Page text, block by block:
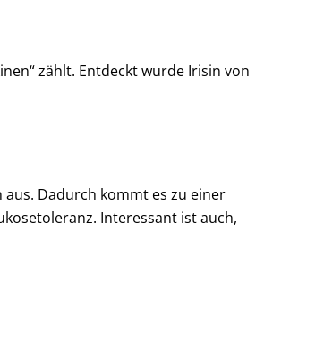
zählt. Entdeckt wurde Irisin von
Dadurch kommt es zu einer
Interessant ist auch,